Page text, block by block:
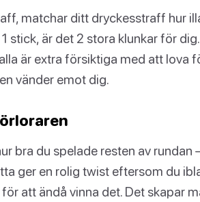
matchar ditt dryckesstraff hur
stick, är det 2 stora klunkar för
är extra försiktiga med att lova
vänder emot dig.
bra du spelade resten av rundan
ger en rolig twist eftersom du
att ändå vinna det. Det skapar